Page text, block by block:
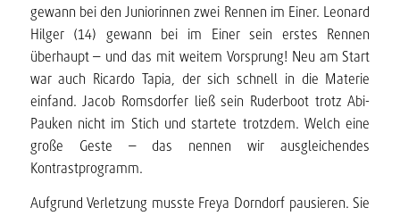
gewann bei den Juniorinnen zwei Rennen im Einer. Leonard
Hilger (14) gewann bei im Einer sein erstes Rennen
überhaupt – und das mit weitem Vorsprung! Neu am Start
war auch Ricardo Tapia, der sich schnell in die Materie
einfand. Jacob Romsdorfer ließ sein Ruderboot trotz Abi-
Pauken nicht im Stich und startete trotzdem. Welch eine
große Geste – das nennen wir ausgleichendes
Kontrastprogramm.
Aufgrund Verletzung musste Freya Dorndorf pausieren. Sie